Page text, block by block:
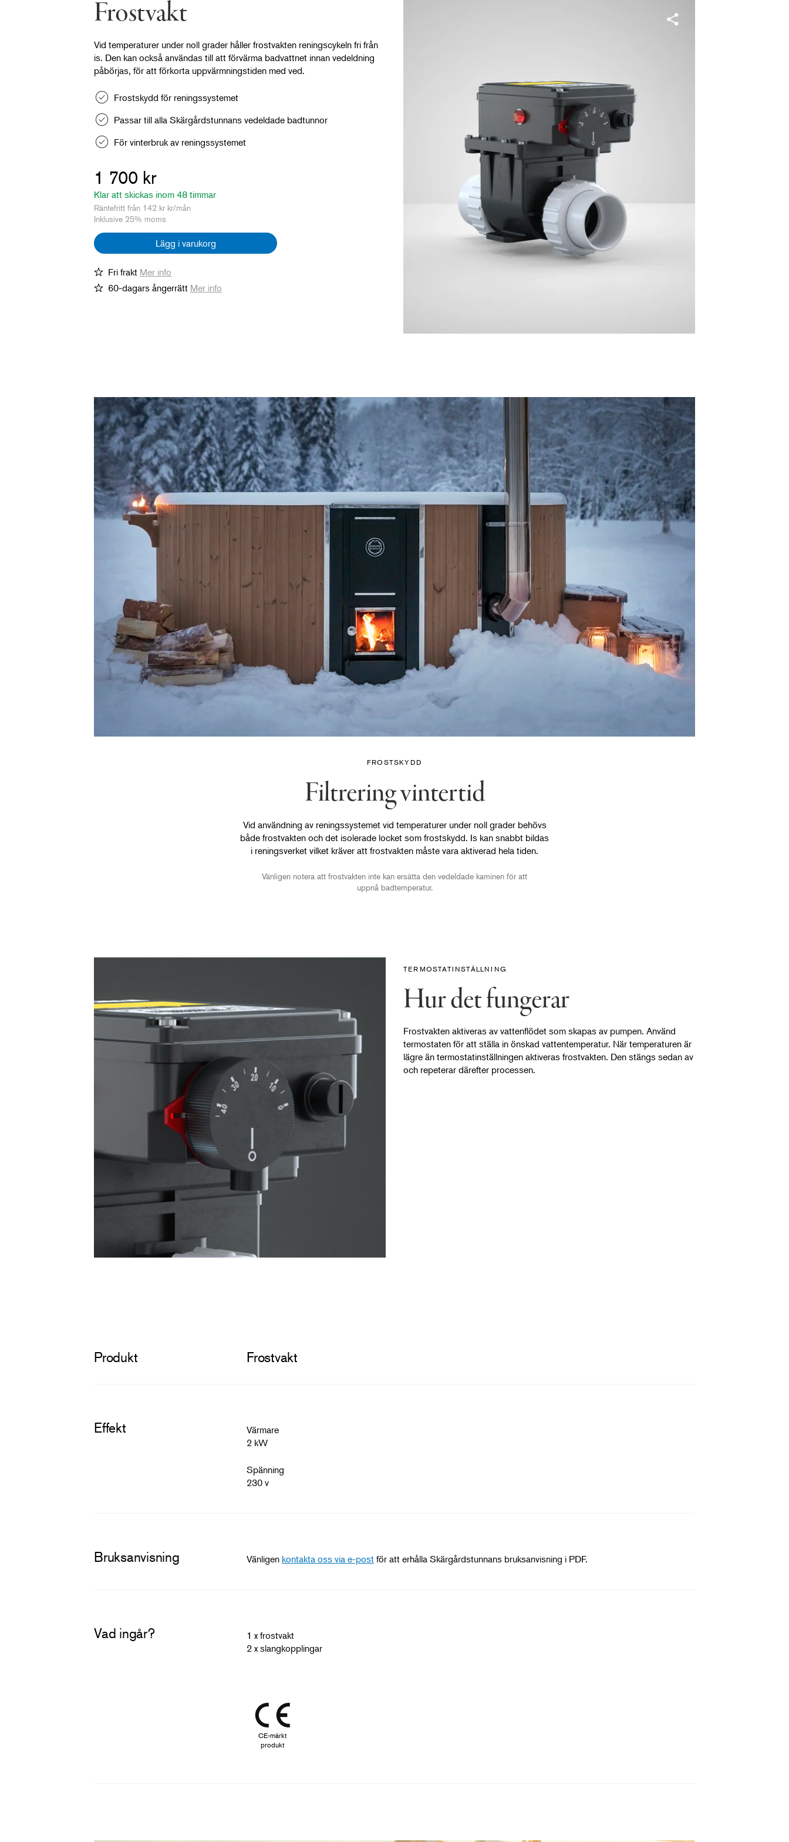
Frostvakt
Vid temperaturer under noll grader håller frostvakten reningscykeln fri från
is. Den kan också användas till att förvärma badvattnet innan vedeldning
påbörjas, för att förkorta uppvärmningstiden med ved.
Frostskydd för reningssystemet
Passar till alla Skärgårdstunnans vedeldade badtunnor
För vinterbruk av reningssystemet
1 700 kr
Klar att skickas inom 48 timmar
Räntefritt från 142 kr kr/mån
Inklusive 25% moms
Lägg i varukorg
Fri frakt Mer info
60-dagars ångerrätt Mer info
FROSTSKYDD
Filtrering vintertid
Vid användning av reningssystemet vid temperaturer under noll grader behövs
både frostvakten och det isolerade locket som frostskydd. Is kan snabbt bildas
i reningsverket vilket kräver att frostvakten måste vara aktiverad hela tiden.
Vänligen notera att frostvakten inte kan ersätta den vedeldade kaminen för att
uppnå badtemperatur.
TERMOSTATINSTÄLLNING
Hur det fungerar
Frostvakten aktiveras av vattenflödet som skapas av pumpen. Använd
termostaten för att ställa in önskad vattentemperatur. När temperaturen är
lägre än termostatinställningen aktiveras frostvakten. Den stängs sedan av
och repeterar därefter processen.
Produkt Frostvakt
Effekt
Värmare
2 kW
Spänning
230 v
Bruksanvisning Vänligen kontakta oss via e-post för att erhålla Skärgårdstunnans bruksanvisning i PDF.
Vad ingår?
1 x frostvakt
2 x slangkopplingar
CE-märkt
produkt